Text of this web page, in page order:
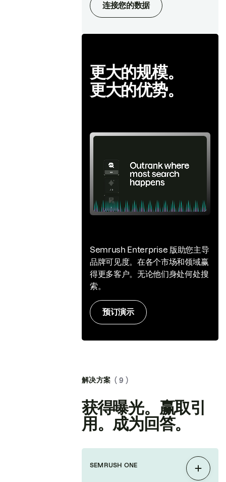
连接您的数据
更大的规模。
更大的优势。
Semrush Enterprise 版助您主导
品牌可见度。在各个市场和领域赢
得更多客户。无论他们身处何处搜
索。
预订演示
解决方案 ( 9 )
获得曝光。赢取引
用。成为回答。
SEMRUSH ONE
展开